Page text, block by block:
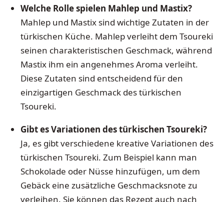
Welche Rolle spielen Mahlep und Mastix?
Mahlep und Mastix sind wichtige Zutaten in der
türkischen Küche. Mahlep verleiht dem Tsoureki
seinen charakteristischen Geschmack, während
Mastix ihm ein angenehmes Aroma verleiht.
Diese Zutaten sind entscheidend für den
einzigartigen Geschmack des türkischen
Tsoureki.
Gibt es Variationen des türkischen Tsoureki?
Ja, es gibt verschiedene kreative Variationen des
türkischen Tsoureki. Zum Beispiel kann man
Schokolade oder Nüsse hinzufügen, um dem
Gebäck eine zusätzliche Geschmacksnote zu
verleihen. Sie können das Rezept auch nach